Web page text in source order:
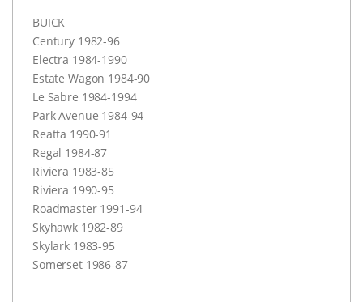
BUICK
Century 1982-96
Electra 1984-1990
Estate Wagon 1984-90
Le Sabre 1984-1994
Park Avenue 1984-94
Reatta 1990-91
Regal 1984-87
Riviera 1983-85
Riviera 1990-95
Roadmaster 1991-94
Skyhawk 1982-89
Skylark 1983-95
Somerset 1986-87